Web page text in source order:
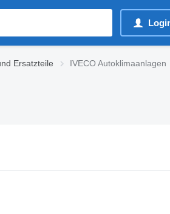
Ersatzteile IVECO Autoklimaanlagen